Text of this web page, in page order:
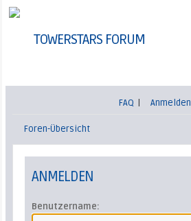
TOWERSTARS FORUM
FAQ Anmelden
Foren-Übersicht
ANMELDEN
Benutzername: